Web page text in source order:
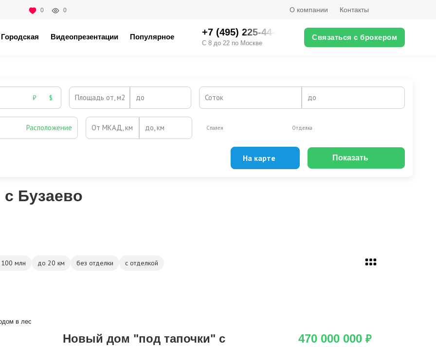
0 0 О компании Контакты
Городская Видеопрезентации Популярное +7 (495) 225-44-XX
С 8 до 22 по Москве
Связаться с брокером
₽ $ Площадь от, м2 до Соток до
Расположение От МКАД, км до, км Спален Отделка
На карте Показать
Бузаево
млн до 20 км без отделки с отделкой
Новый дом "под тапочки" с
470 000 000 ₽